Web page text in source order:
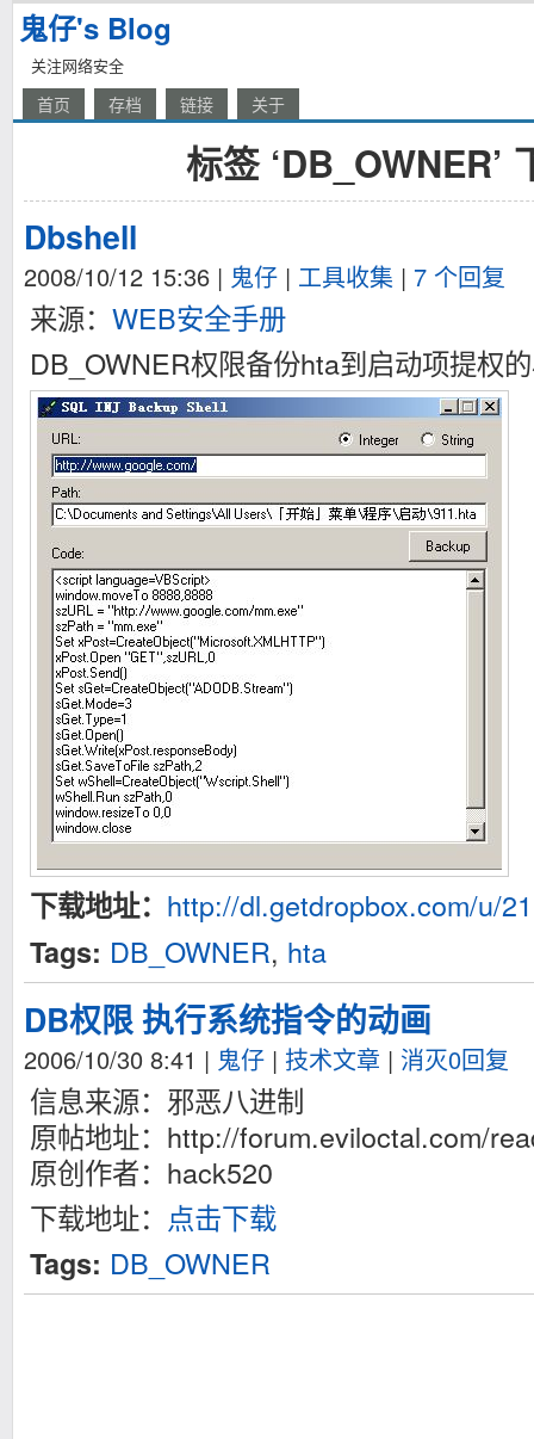
鬼仔's Blog
关注网络安全
首页 存档 链接 关于
标签 ‘DB_OWNER’
Dbshell
2008/10/12 15:36 | 鬼仔 | 工具收集 | 7 个回复
来源： WEB安全手册
DB_OWNER权限备份hta到启动项提权
下载地址： http://dl.getdropbox.com/u/
Tags: DB_OWNER, hta
DB权限 执行系统指令的动画
2006/10/30 8:41 | 鬼仔 | 技术文章 | 消灭0回复
信息来源：邪恶八进制
原帖地址：http://forum.eviloctal.com/
原创作者：hack520
下载地址： 点击下载
Tags: DB_OWNER